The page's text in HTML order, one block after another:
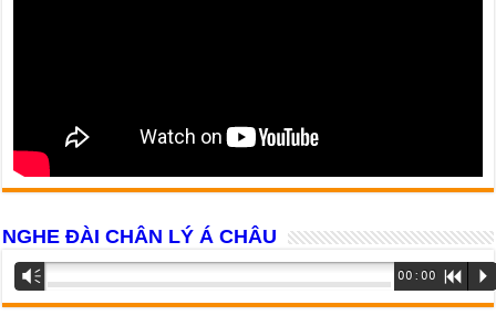
NGHE ĐÀI CHÂN LÝ Á CHÂU
Trình
phát
âm
Vm 00:00 R P